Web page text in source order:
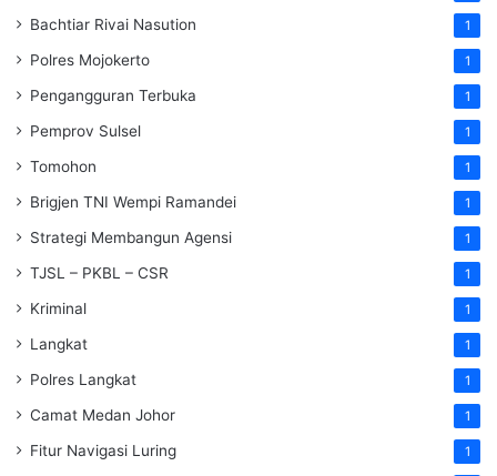
Bachtiar Rivai Nasution 1
Polres Mojokerto 1
Pengangguran Terbuka 1
Pemprov Sulsel 1
Tomohon 1
Brigjen TNI Wempi Ramandei 1
Strategi Membangun Agensi 1
TJSL – PKBL – CSR 1
Kriminal 1
Langkat 1
Polres Langkat 1
Camat Medan Johor 1
Fitur Navigasi Luring 1